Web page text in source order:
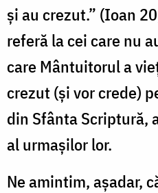
şi au crezut.” (Ioan
referă la cei care nu
care Mântuitorul a
crezut (şi vor crede)
din Sfânta Scriptură,
al urmaşilor lor.
Ne amintim, aşadar,